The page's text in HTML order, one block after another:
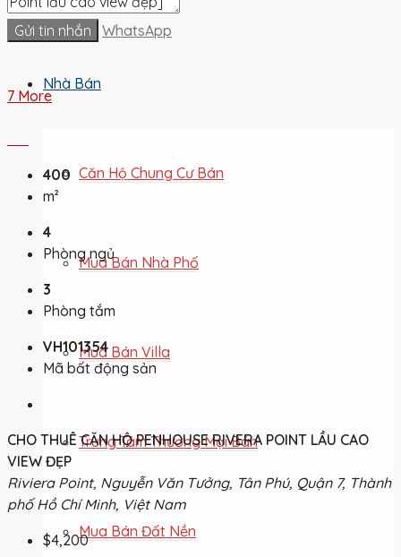
Nhà Bán
Căn Hộ Chung Cư Bán
Mua Bán Nhà Phố
Mua Bán Villa
Trung Tâm Thương Mại Bán
Mua Bán Đất Nền
Gửi tin nhắn WhatsApp
7 More
400
m²
4
Phòng ngủ
3
Phòng tắm
VH101354
Mã bất động sản
CHO THUÊ CĂN HỘ PENHOUSE RIVERA POINT LẦU CAO
VIEW ĐẸP
Riviera Point, Nguyễn Văn Tưởng, Tân Phú, Quận 7, Thành
phố Hồ Chí Minh, Việt Nam
$4,200